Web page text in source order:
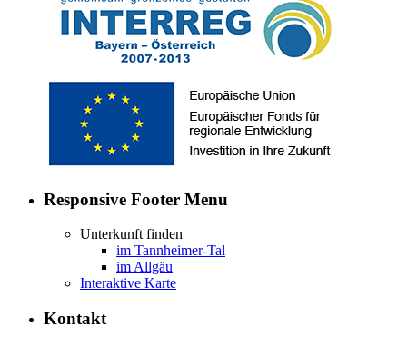
Responsive Footer Menu
Unterkunft finden
im Tannheimer-Tal
im Allgäu
Interaktive Karte
Kontakt